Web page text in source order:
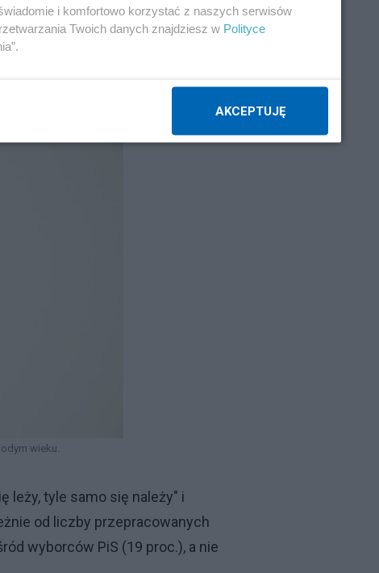
wynagrodzenia, a według
30 proc. swoich ostatnich
wieku.
leży, tyle samo się należy" i
od liczby przepracowanych
wyborców PiS (19 proc.), a nie
i komfortowo korzystać z naszych serwisów
Twoich danych znajdziesz w Polityce
AKCEPTUJĘ